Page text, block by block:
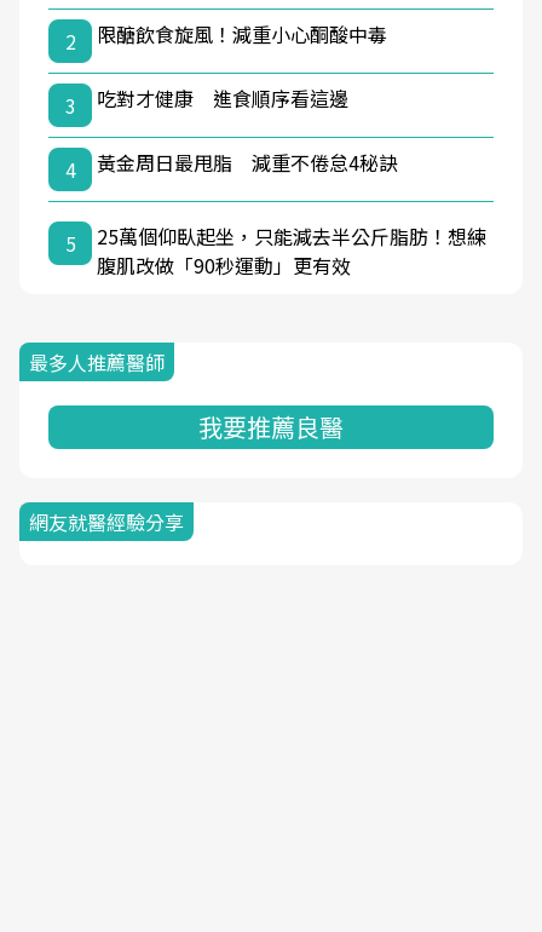
2
限醣飲食旋風！減重小心酮酸中毒
3 吃對才健康 進食順序看這邊
4 黃金周日最甩脂 減重不倦怠4秘訣
5
25萬個仰臥起坐，只能減去半公斤脂肪！想練
腹肌改做「90秒運動」更有效
最多人推薦醫師
我要推薦良醫
網友就醫經驗分享